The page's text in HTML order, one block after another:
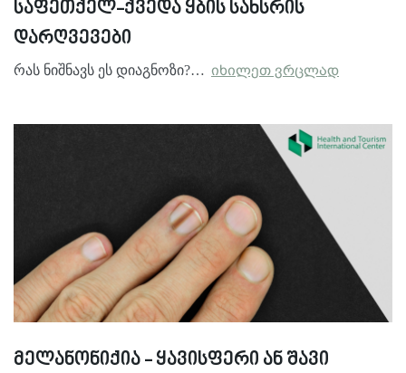
საფეთქელ-ქვედა ყბის სახსრის
დარღვევები
რას ნიშნავს ეს დიაგნოზი?… იხილეთ ვრცლად
მელანონიქია - ყავისფერი ან შავი